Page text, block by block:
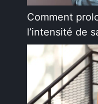
Comment
l’intensité de